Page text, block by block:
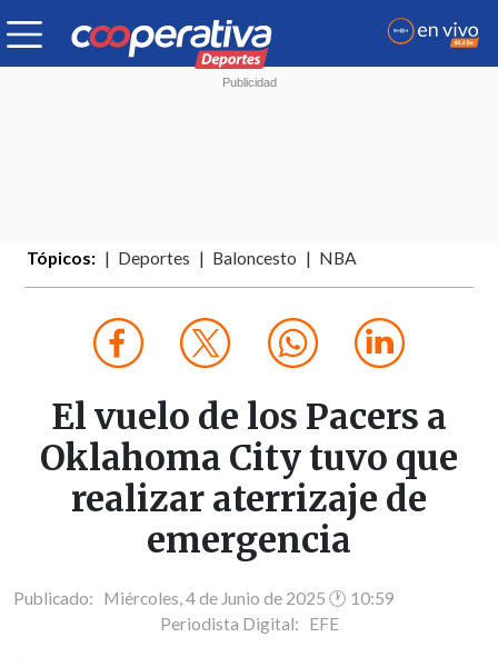
Tópicos: Deportes Baloncesto NBA
El vuelo de los Pacers a
Oklahoma City tuvo que
realizar aterrizaje de
emergencia
Publicado: Miércoles, 4 de Junio de 2025 🕐 10:59
Periodista Digital: EFE